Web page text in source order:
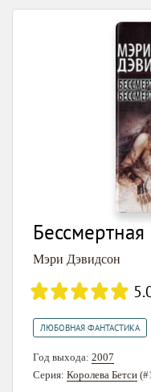
Мэри Дэвидсон
ЛЮБОВНАЯ ФАНТАСТИКА
Год выхода: 2007
Серия: Королева Бетси